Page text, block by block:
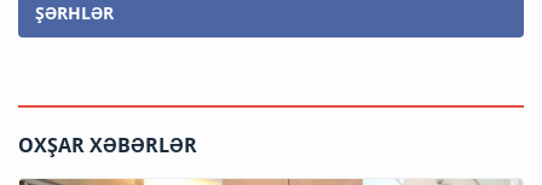
ŞƏRHLƏR
OXŞAR XƏBƏRLƏR